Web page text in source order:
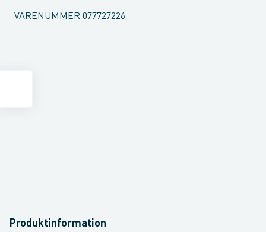
VARENUMMER 077727226
Produktinformation